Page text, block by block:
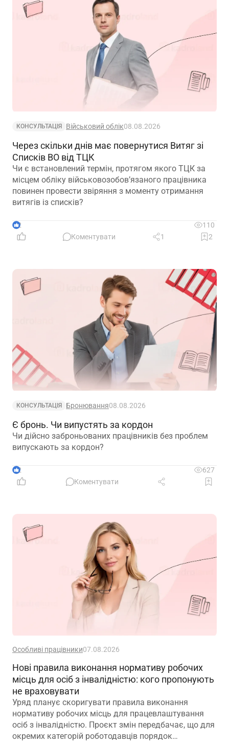
КОНСУЛЬТАЦІЯ Військовий облік08.08.2026
Через скільки днів має повернутися Витяг зі
Списків ВО від ТЦК
Чи є встановлений термін, протягом якого ТЦК за
місцем обліку військовозобов’язаного працівника
повинен провести звіряння з моменту отримання
витягів із списків?
2
110
Коментувати
1 2
КОНСУЛЬТАЦІЯ Бронювання08.08.2026
Є бронь. Чи випустять за кордон
Чи дійсно заброньованих працівників без проблем
випускають за кордон?
2
627
Коментувати
Особливі працівники07.08.2026
Нові правила виконання нормативу робочих
місць для осіб з інвалідністю: кого пропонують
не враховувати
Уряд планує скоригувати правила виконання
нормативу робочих місць для працевлаштування
осіб з інвалідністю. Проєкт змін передбачає, що для
окремих категорій роботодавців порядок